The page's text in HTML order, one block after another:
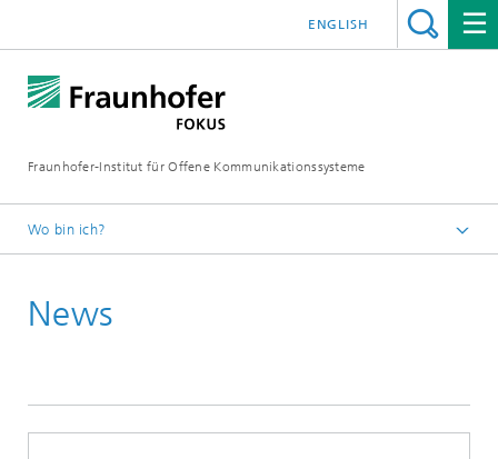
Fraunhofer-Institut für Offene Kommunikationssysteme
ENGLISH
Wo bin ich?
News